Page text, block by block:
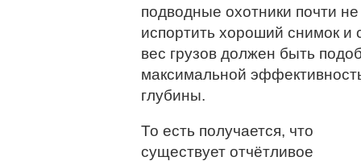
подводные охотники почти
испортить хороший снимок и
вес грузов должен быть
максимальной
глубины.
То есть получается, что
существует отчётливое